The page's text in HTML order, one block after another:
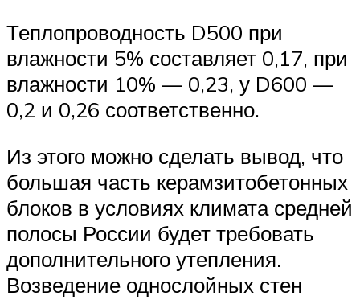
Теплопроводность D500 при
влажности 5% составляет 0,17, при
влажности 10% — 0,23, у D600 —
0,2 и 0,26 соответственно.
Из этого можно сделать вывод, что
большая часть керамзитобетонных
блоков в условиях климата средней
полосы России будет требовать
дополнительного утепления.
Возведение однослойных стен